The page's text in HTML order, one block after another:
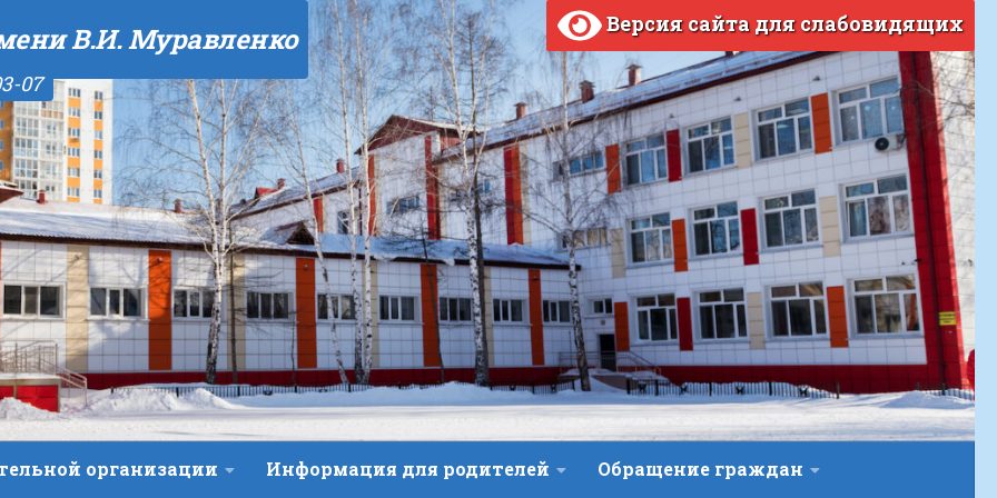
В.И. Муравленко
07
Версия сайта для слабовидящих
организации Информация для родителей Обращение граждан